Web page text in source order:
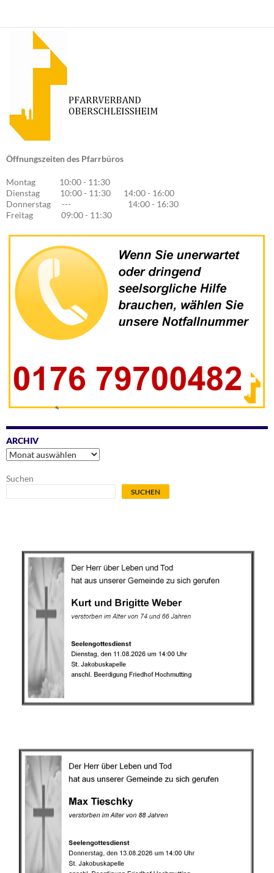
Öffnungszeiten des Pfarrbüros
Montag 10:00 - 11:30
Dienstag 10:00 - 11:30 14:00 - 16:00
Donnerstag --- 14:00 - 16:30
Freitag 09:00 - 11:30
ARCHIV
Archiv
Suchen
SUCHEN